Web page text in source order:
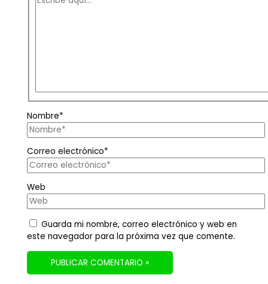
Nombre*
Correo electrónico*
Web
Guarda mi nombre, correo electrónico y web en
este navegador para la próxima vez que comente.